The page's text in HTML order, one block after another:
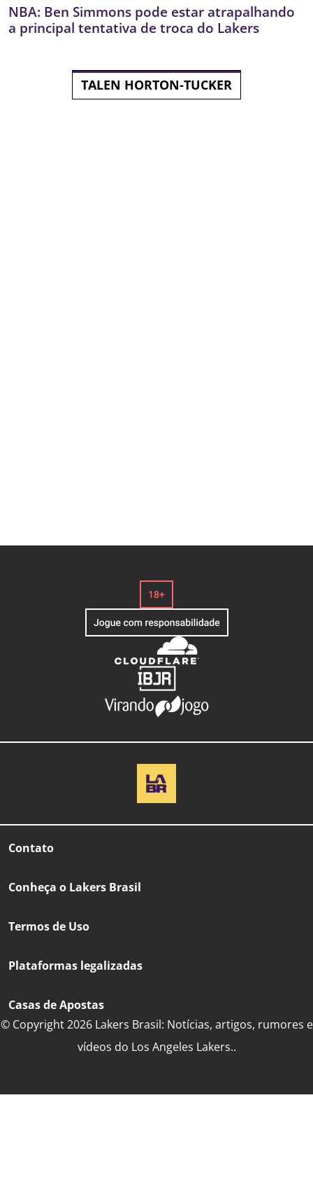
NBA: Ben Simmons pode estar atrapalhando
a principal tentativa de troca do Lakers
TALEN HORTON-TUCKER
Contato
Conheça o Lakers Brasil
Termos de Uso
Plataformas legalizadas
Casas de Apostas
© Copyright 2026 Lakers Brasil: Notícias, artigos, rumores e
vídeos do Los Angeles Lakers..